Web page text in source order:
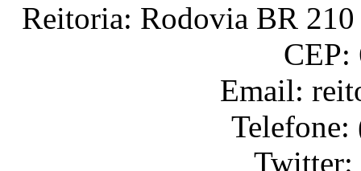
Reitoria: Rodovia BR
CEP:
Email:
Twitter: